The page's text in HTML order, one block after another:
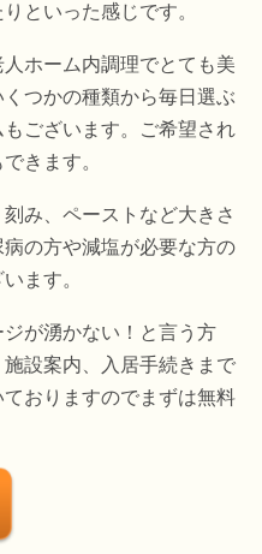
といった感じです。
ホーム内調理でとても美
つかの種類から毎日選ぶ
ございます。ご希望され
きます。
み、ペーストなど大きさ
の方や減塩が必要な方の
ます。
が湧かない！と言う方
設案内、入居手続きまで
おりますのでまずは無料